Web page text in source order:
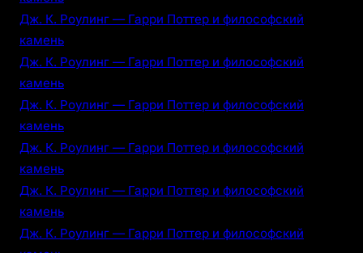
Дж. К. Роулинг — Гарри Поттер и философский
камень
Дж. К. Роулинг — Гарри Поттер и философский
камень
Дж. К. Роулинг — Гарри Поттер и философский
камень
Дж. К. Роулинг — Гарри Поттер и философский
камень
Дж. К. Роулинг — Гарри Поттер и философский
камень
Дж. К. Роулинг — Гарри Поттер и философский